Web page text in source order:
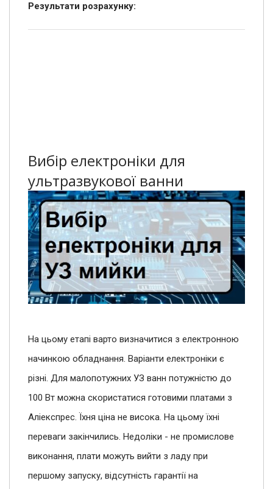
Результати розрахунку:
Вибір електроніки для
ультразвукової ванни
На цьому етапі варто визначитися з електронною
начинкою обладнання. Варіанти електроніки є
різні. Для малопотужних УЗ ванн потужністю до
100 Вт можна скористатися готовими платами з
Аліекспрес. Їхня ціна не висока. На цьому їхні
переваги закінчились. Недоліки - не промислове
виконання, плати можуть вийти з ладу при
першому запуску, відсутність гарантії на